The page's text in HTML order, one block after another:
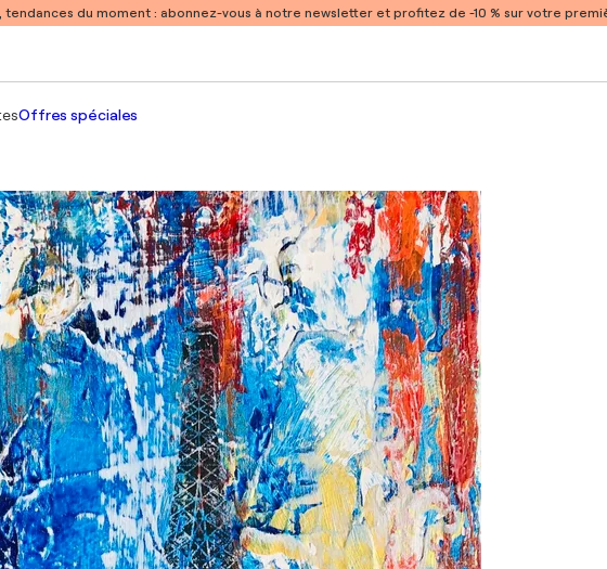
du moment : abonnez-vous à notre newsletter et profitez de -10 % sur votre
Offres spéciales